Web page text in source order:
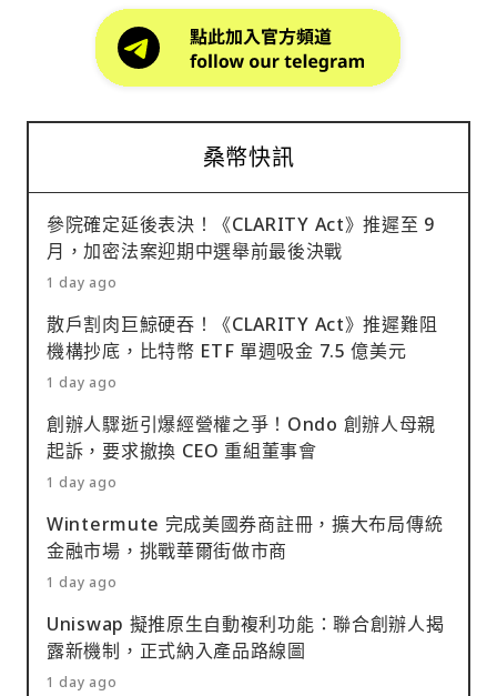
桑幣快訊
參院確定延後表決！《CLARITY Act》推遲至 9
月，加密法案迎期中選舉前最後決戰
1 day ago
散戶割肉巨鯨硬吞！《CLARITY Act》推遲難阻
機構抄底，比特幣 ETF 單週吸金 7.5 億美元
1 day ago
創辦人驟逝引爆經營權之爭！Ondo 創辦人母親
起訴，要求撤換 CEO 重組董事會
1 day ago
Wintermute 完成美國券商註冊，擴大布局傳統
金融市場，挑戰華爾街做市商
1 day ago
Uniswap 擬推原生自動複利功能：聯合創辦人揭
露新機制，正式納入產品路線圖
1 day ago